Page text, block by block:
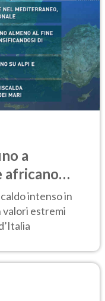
a
africano
intenso in
valori estremi